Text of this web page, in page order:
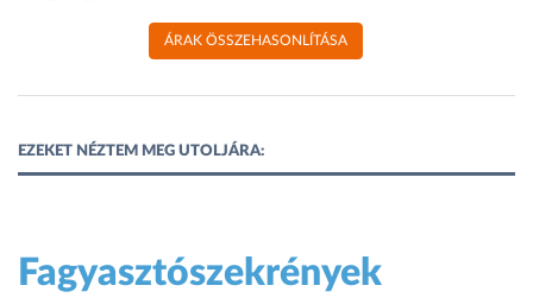
ÁRAK ÖSSZEHASONLÍTÁSA
EZEKET NÉZTEM MEG UTOLJÁRA:
Fagyasztószekrények